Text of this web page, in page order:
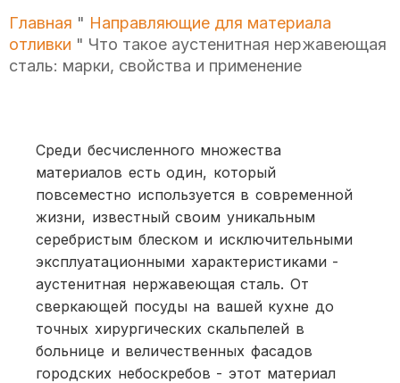
Главная " Направляющие для материала
отливки " Что такое аустенитная нержавеющая
сталь: марки, свойства и применение
Среди бесчисленного множества
материалов есть один, который
повсеместно используется в современной
жизни, известный своим уникальным
серебристым блеском и исключительными
эксплуатационными характеристиками -
аустенитная нержавеющая сталь. От
сверкающей посуды на вашей кухне до
точных хирургических скальпелей в
больнице и величественных фасадов
городских небоскребов - этот материал